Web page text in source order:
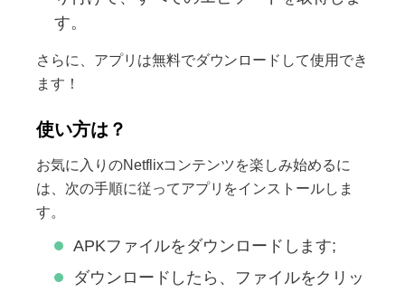
す。
さらに、アプリは無料でダウンロードして使用でき
ます！
使い方は？
お気に入りのNetflixコンテンツを楽しみ始めるに
は、次の手順に従ってアプリをインストールしま
す。
APKファイルをダウンロードします;
ダウンロードしたら、ファイルをクリッ